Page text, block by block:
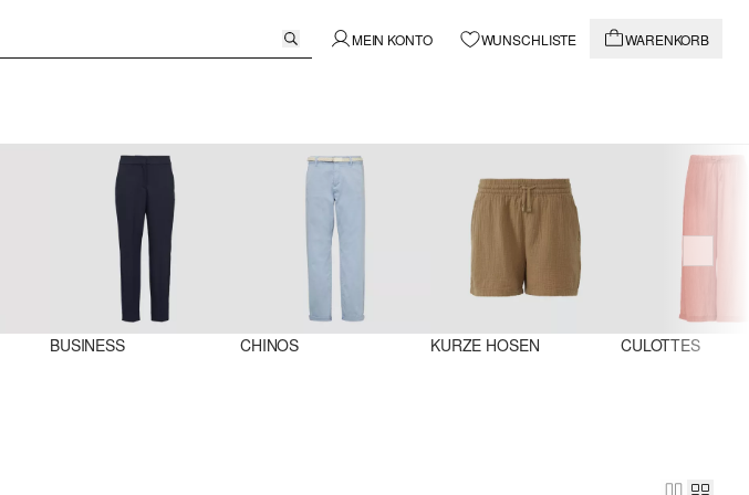
MEIN KONTO WUNSCHLISTE WARENKORB
BUSINESS CHINOS KURZE HOSEN CULOTTES